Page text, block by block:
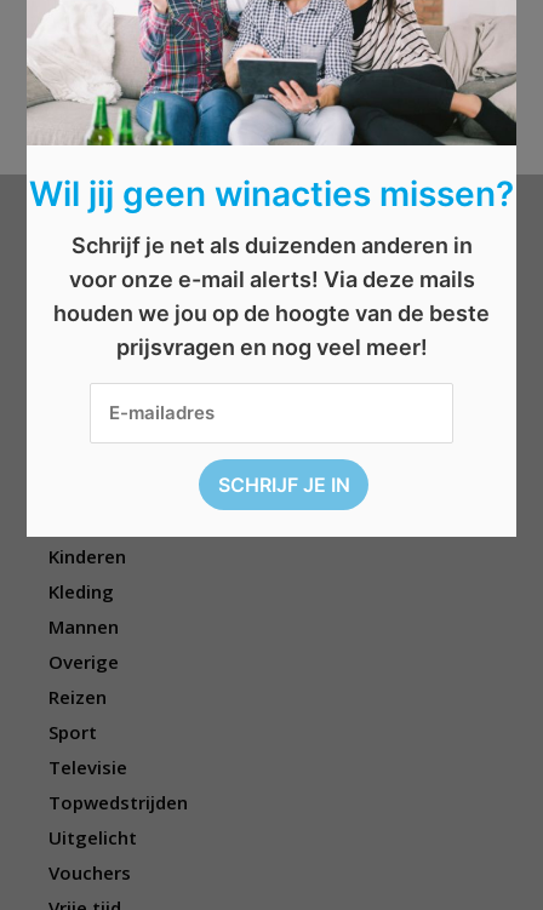
Categorieën
Beauty
Cadeau
Elektronica
Kinderen
Kleding
Mannen
Overige
Reizen
Sport
Televisie
Topwedstrijden
Uitgelicht
Vouchers
Wil jij geen winacties missen?
Schrijf je net als duizenden anderen in
voor onze e-mail alerts! Via deze mails
houden we jou op de hoogte van de beste
prijsvragen en nog veel meer!